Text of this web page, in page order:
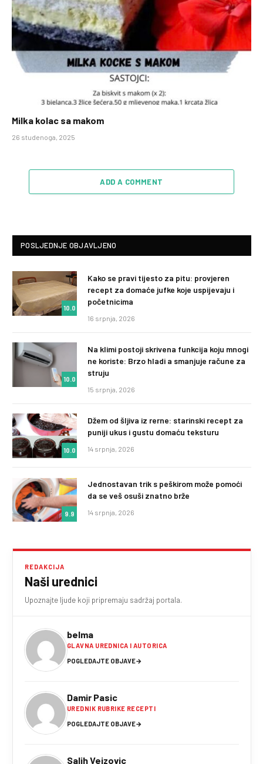
Milka kolac sa makom
26 studenoga, 2025
ADD A COMMENT
POSLJEDNJE OBJAVLJENO
10.0
Kako se pravi tijesto za pitu: provjeren
recept za domaće jufke koje uspijevaju i
početnicima
16 srpnja, 2026
10.0
Na klimi postoji skrivena funkcija koju mnogi
ne koriste: Brzo hladi a smanjuje račune za
struju
15 srpnja, 2026
10.0
Džem od šljiva iz rerne: starinski recept za
puniji ukus i gustu domaću teksturu
14 srpnja, 2026
9.9
Jednostavan trik s peškirom može pomoći
da se veš osuši znatno brže
14 srpnja, 2026
REDAKCIJA
Naši urednici
Upoznajte ljude koji pripremaju sadržaj portala.
belma
GLAVNA UREDNICA I AUTORICA
POGLEDAJTE OBJAVE→
Damir Pasic
UREDNIK RUBRIKE RECEPTI
POGLEDAJTE OBJAVE→
Salih Vejzovic